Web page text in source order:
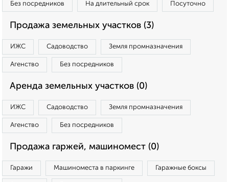
Без посредников На длительный срок Посуточно
Продажа земельных участков (3)
ИЖС Садоводство Земля промназначения
Агенство Без посредников
Аренда земельных участков (0)
ИЖС Садоводство Земля промназначения
Агенство Без посредников
Продажа гаржей, машиномест (0)
Гаражи Машиноместа в паркинге Гаражные боксы